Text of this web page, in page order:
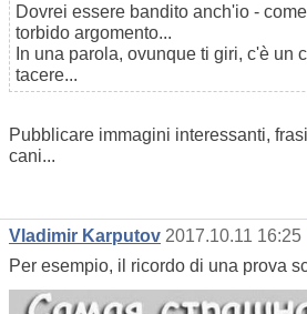
Dovrei essere bandito anch'io -
torbido argomento...
In una parola, ovunque ti giri, c'è un
tacere...
Pubblicare immagini interessanti,
cani...
Vladimir Karputov 2017.10.11 16:25
Per esempio, il ricordo di una prova